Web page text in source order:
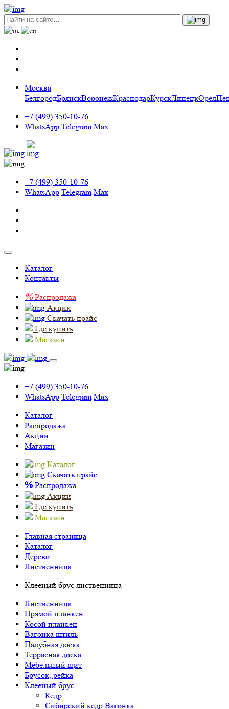
Москва
БелгородБрянскВоронежКраснодарКурскЛипецкОрел
+7 (499) 350-10-76
WhatsApp Telegram Max
+7 (499) 350-10-76
WhatsApp Telegram Max
Каталог
Контакты
% Распродажа
Акции
Скачать прайс
Где купить
Магазин
+7 (499) 350-10-76
WhatsApp Telegram Max
Каталог
Распродажа
Акции
Магазин
Каталог
Скачать прайс
% Распродажа
Акции
Где купить
Магазин
Главная страница
Каталог
Дерево
Лиственница
Клееный брус лиственница
Лиственница
Прямой планкен
Косой планкен
Вагонка штиль
Палубная доска
Террасная доска
Мебельный щит
Брусок, рейка
Клееный брус
Кедр
Сибирский кедр Вагонка